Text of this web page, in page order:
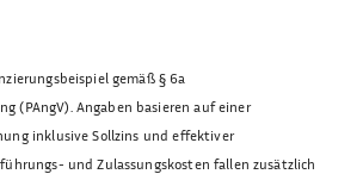
gemäß § 6a
(PAngV). Angaben basieren auf einer
inklusive Sollzins und effektiver
und Zulassungskosten fallen zusätzlich